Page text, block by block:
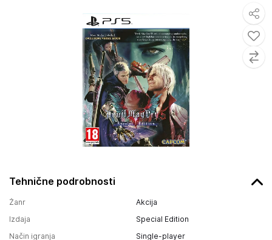
Tehnične podrobnosti
Žanr
Akcija
Izdaja
Special Edition
Način igranja
Single-player